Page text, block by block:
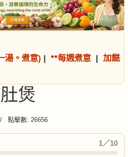
湯。煮意) | **每週煮意 | 加餸
煲
點擊數: 26656
1／10